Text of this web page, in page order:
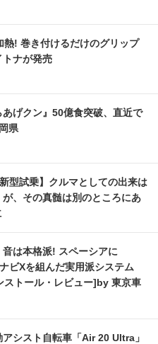
熱! 巻き付けるだけのグリップ
トナが発売
あげクン』50億食突破、直近で
県
型試乗】クルマとしての出来は
が、その真髄は別のところにあ
音は本格派! スペーシアに
ビXを組んだ実用派システム
トール・レビュー]by 東京車
シスト自転車「Air 20 Ultra」